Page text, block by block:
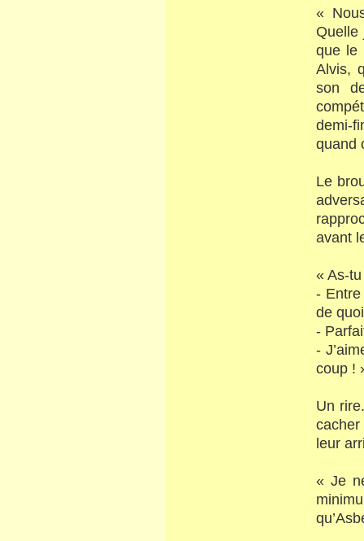
«
Quelle
que le
Alvis,
son
demi-
quand
Le
avant
« As-
- Entre
de
-
-
coup !
Un
leur
« Je